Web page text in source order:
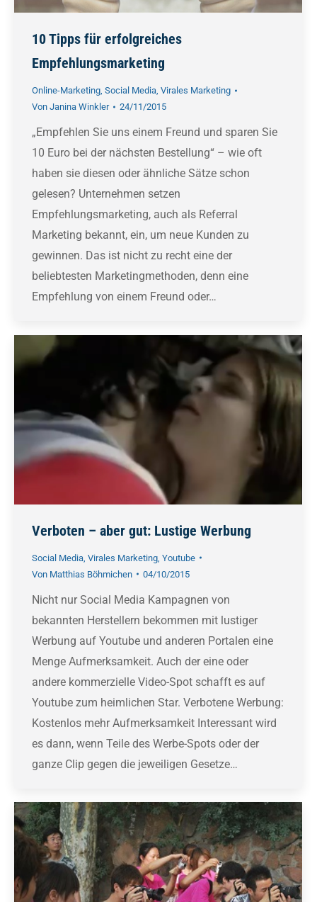
10 Tipps für erfolgreiches
Empfehlungsmarketing
Online-Marketing, Social Media, Virales Marketing
Von Janina Winkler 24/11/2015
„Empfehlen Sie uns einem Freund und sparen Sie
10 Euro bei der nächsten Bestellung“ – wie oft
haben sie diesen oder ähnliche Sätze schon
gelesen? Unternehmen setzen
Empfehlungsmarketing, auch als Referral
Marketing bekannt, ein, um neue Kunden zu
gewinnen. Das ist nicht zu recht eine der
beliebtesten Marketingmethoden, denn eine
Empfehlung von einem Freund oder…
Verboten – aber gut: Lustige Werbung
Social Media Virales Marketing Youtube
Von Matthias Böhmichen 04/10/2015
Nicht nur Social Media Kampagnen von
bekannten Herstellern bekommen mit lustiger
Werbung auf Youtube und anderen Portalen eine
Menge Aufmerksamkeit. Auch der eine oder
andere kommerzielle Video-Spot schafft es auf
Youtube zum heimlichen Star. Verbotene Werbung:
Kostenlos mehr Aufmerksamkeit Interessant wird
es dann, wenn Teile des Werbe-Spots oder der
ganze Clip gegen die jeweiligen Gesetze…